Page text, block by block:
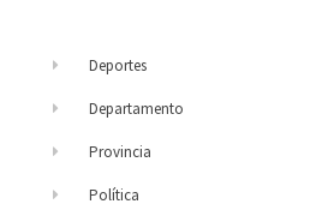
Deportes
Departamento
Provincia
Política